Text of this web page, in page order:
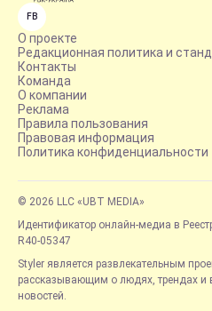
FB
О проекте
Редакционная политика и
Контакты
Команда
О компании
Реклама
Правила пользования
Правовая информация
Политика конфиденциальности
© 2026 LLC «UBT MEDIA»
Идентификатор онлайн-медиа в
R40-05347
Styler является развлекательным
рассказывающим о людях, трендах и
новостей.